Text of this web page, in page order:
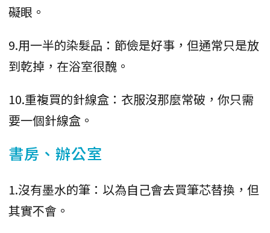
礙眼。
9.用一半的染髮品：節儉是好事，但通常只是放
到乾掉，在浴室很醜。
10.重複買的針線盒：衣服沒那麼常破，你只需
要一個針線盒。
書房、辦公室
1.沒有墨水的筆：以為自己會去買筆芯替換，但
其實不會。